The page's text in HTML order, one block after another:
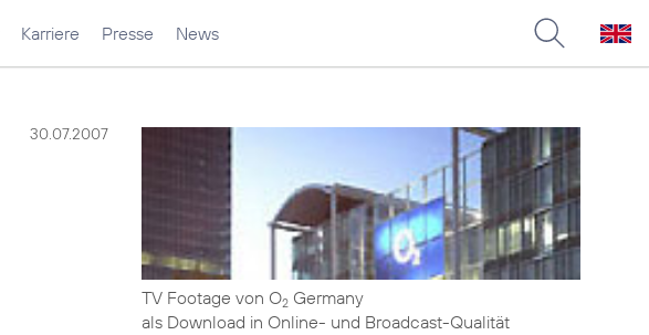
Karriere Presse News
30.07.2007
TV Footage von O2 Germany
als Download in Online- und Broadcast-Qualität